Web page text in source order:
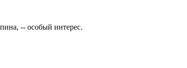
-- особый интерес.